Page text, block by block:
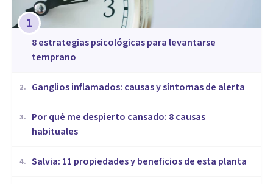
1
8 estrategias psicológicas para levantarse
temprano
2. Ganglios inflamados: causas y síntomas de alerta
3.
Por qué me despierto cansado: 8 causas
habituales
4. Salvia: 11 propiedades y beneficios de esta planta